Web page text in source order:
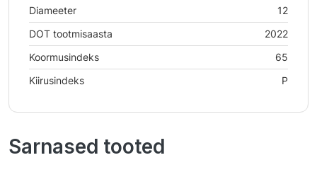
Diameeter
12
DOT tootmisaasta
2022
Koormusindeks
65
Kiirusindeks
P
Sarnased tooted